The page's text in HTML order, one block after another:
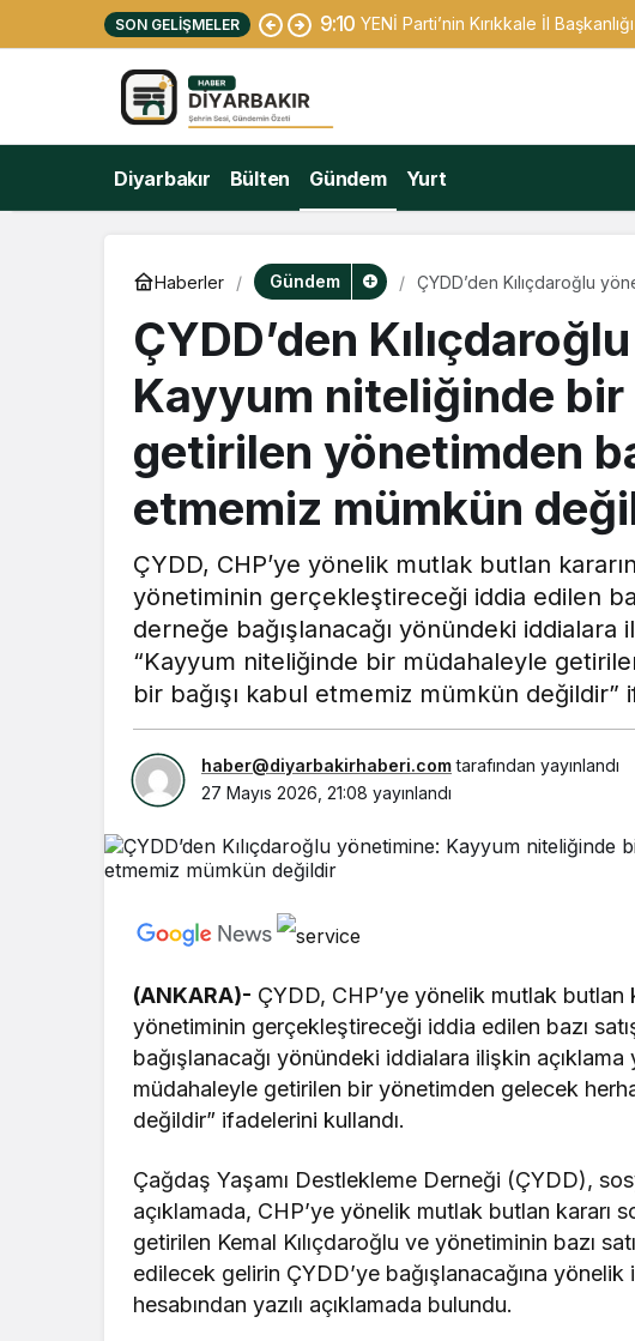
SON GELIŞMELER 9:10 YENİ Parti’nin Kırıkkale İl
Diyarbakır Bülten Gündem Yurt
Haberler Gündem
ÇYDD’den Kılıçdaroğlu
ÇYDD’den
Kayyum niteliğinde
getirilen yönetimden
etmemiz mümkün
ÇYDD, CHP’ye yönelik mutlak butlan
yönetiminin gerçekleştireceği iddia edilen
derneğe bağışlanacağı yönündeki iddialara
“Kayyum niteliğinde bir müdahaleyle
bir bağışı kabul etmemiz mümkün değildir”
haber@diyarbakirhaberi.comtarafından yayınlandı
27 Mayıs 2026, 21:08 yayınlandı
(ANKARA)- ÇYDD, CHP’ye yönelik mutlak butlan
yönetiminin gerçekleştireceği iddia edilen bazı
bağışlanacağı yönündeki iddialara ilişkin
müdahaleyle getirilen bir yönetimden gelecek
değildir” ifadelerini kullandı.
Çağdaş Yaşamı Destlekleme Derneği (ÇYDD),
açıklamada, CHP’ye yönelik mutlak butlan kararı
getirilen Kemal Kılıçdaroğlu ve yönetiminin bazı
edilecek gelirin ÇYDD’ye bağışlanacağına
hesabından yazılı açıklamada bulundu.